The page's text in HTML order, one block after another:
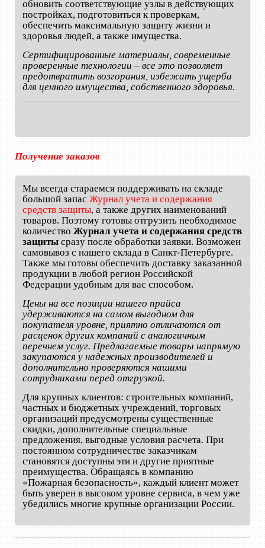
обновить соответствующие узлы в действующих
постройках, подготовиться к проверкам,
обеспечить максимальную защиту жизни и
здоровья людей, а также имущества.
Сертифицированные материалы, современные
проверенные технологии – все это позволяет
предотвратить возгорания, избежать ущерба
для ценного имущества, собственного здоровья.
Получение заказов
Мы всегда стараемся поддерживать на складе
большой запас Журнал учета и содержания
средств защиты, а также других наименований
товаров. Поэтому готовы отгрузить необходимое
количество Журнал учета и содержания средств
защиты сразу после обработки заявки. Возможен
самовывоз с нашего склада в Санкт-Петербурге.
Также мы готовы обеспечить доставку заказанной
продукции в любой регион Российской
Федерации удобным для вас способом.
Цены на все позиции нашего прайса
удерживаются на самом выгодном для
покупателя уровне, приятно отличаются от
расценок других компаний с аналогичным
перечнем услуг. Предлагаемые товары напрямую
закупаются у надежных производителей и
дополнительно проверяются нашими
сотрудниками перед отгрузкой.
Для крупных клиентов: строительных компаний,
частных и бюджетных учреждений, торговых
организаций предусмотрены существенные
скидки, дополнительные специальные
предложения, выгодные условия расчета. При
постоянном сотрудничестве заказчикам
становятся доступны эти и другие приятные
преимущества. Обращаясь в компанию
«Пожарная безопасность», каждый клиент может
быть уверен в высоком уровне сервиса, в чем уже
убедились многие крупные организации России.